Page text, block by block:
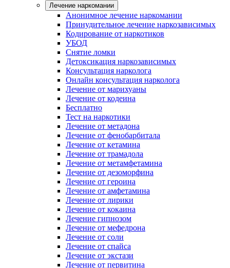
Лечение наркомании
Анонимное лечение наркомании
Принудительное лечение наркозависимых
Кодирование от наркотиков
УБОД
Снятие ломки
Детоксикация наркозависимых
Консультация нарколога
Онлайн консультация нарколога
Лечение от марихуаны
Лечение от кодеина
Бесплатно
Тест на наркотики
Лечение от метадона
Лечение от фенобарбитала
Лечение от кетамина
Лечение от трамадола
Лечение от метамфетамина
Лечение от дезоморфина
Лечение от героина
Лечение от амфетамина
Лечение от лирики
Лечение от кокаина
Лечение гипнозом
Лечение от мефедрона
Лечение от соли
Лечение от спайса
Лечение от экстази
Лечение от первитина